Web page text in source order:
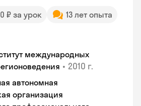
₽ за урок
13 лет опыта
международных
• 2010 г.
автономная
организация